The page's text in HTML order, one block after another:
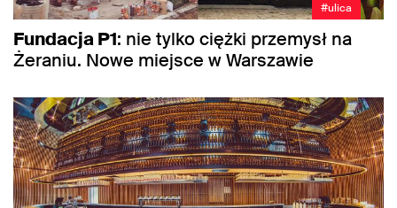
#ulica
Fundacja P1: nie tylko ciężki przemysł na
Żeraniu. Nowe miejsce w Warszawie